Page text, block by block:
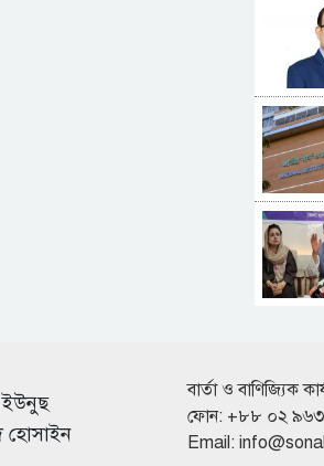
ইউনুছ
হোসাইন
বার্তা ও বাণিজ্যিক
ফোন: +৮৮ ০২
Email: